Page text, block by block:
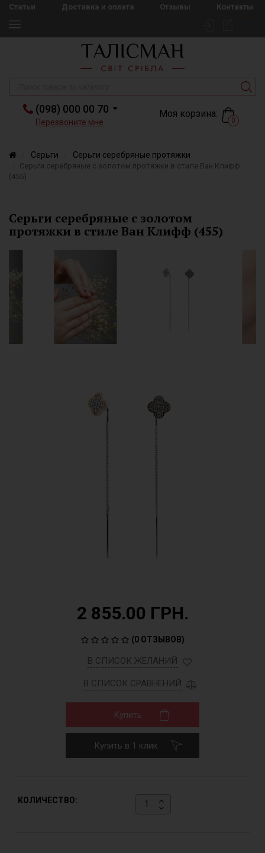
Статьи Доставка и оплата Отзывы Контакты
(098) 000 00 70
Перезвоните мне
Моя корзина:
0
Серьги Серьги серебряные протяжки
Серьги серебряные с золотом протяжки в стиле Ван Клифф
(455)
Серьги серебряные с золотом
протяжки в стиле Ван Клифф (455)
2 855.00 ГРН.
(0 ОТЗЫВОВ)
В СПИСОК ЖЕЛАНИЙ
В СПИСОК СРАВНЕНИЙ
Купить
Купить в 1 клик
КОЛИЧЕСТВО: